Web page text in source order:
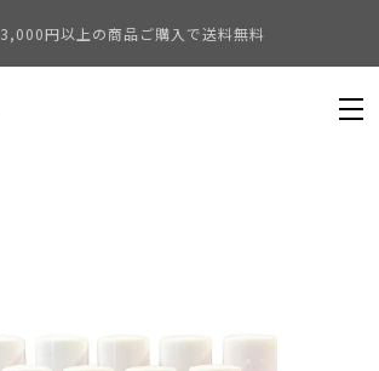
3,000円以上の商品ご購入で送料無料